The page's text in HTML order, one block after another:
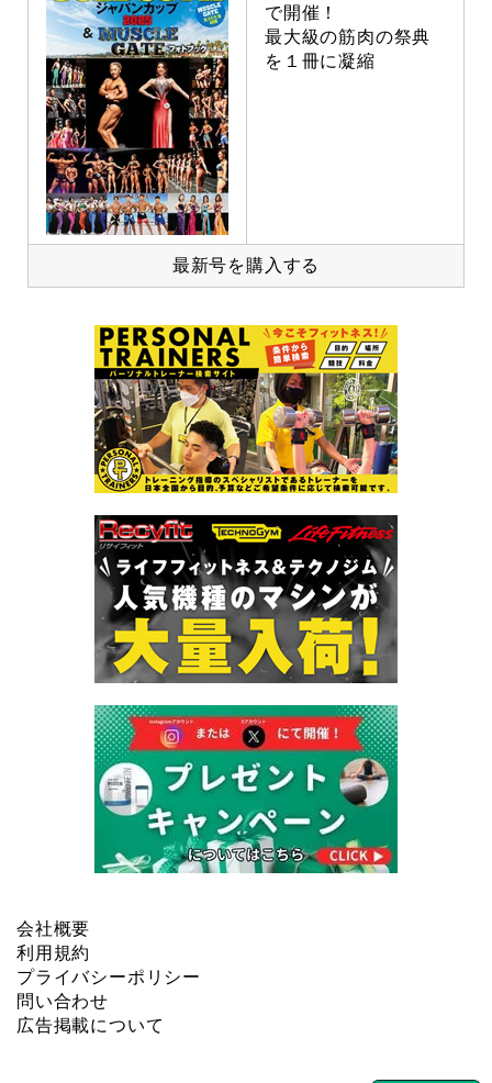
で開催！
最大級の筋肉の祭典
を１冊に凝縮
最新号を購入する
会社概要
利用規約
プライバシーポリシー
問い合わせ
広告掲載について